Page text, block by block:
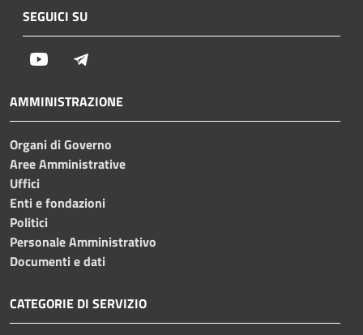
SEGUICI SU
Youtube
AMMINISTRAZIONE
Organi di Governo
Aree Amministrative
Uffici
Enti e fondazioni
Politici
Personale Amministrativo
Documenti e dati
CATEGORIE DI SERVIZIO